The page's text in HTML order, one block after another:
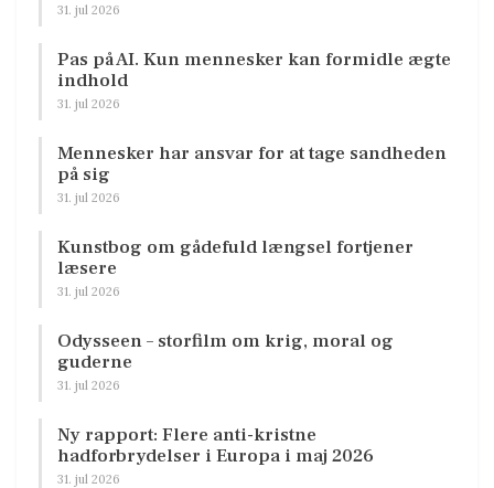
31. jul 2026
Pas på AI. Kun mennesker kan formidle ægte
indhold
31. jul 2026
Mennesker har ansvar for at tage sandheden
på sig
31. jul 2026
Kunstbog om gådefuld længsel fortjener
læsere
31. jul 2026
Odysseen – storfilm om krig, moral og
guderne
31. jul 2026
Ny rapport: Flere anti-kristne
hadforbrydelser i Europa i maj 2026
31. jul 2026